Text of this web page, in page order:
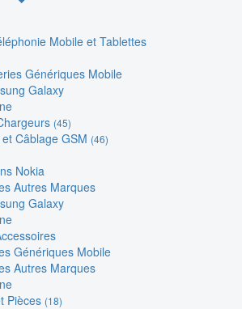
Mobile et Tablettes
Génériques Mobile
Galaxy
(45)
Câblage GSM (46)
Nokia
Autres Marques
Galaxy
Génériques Mobile
Autres Marques
Pièces (18)